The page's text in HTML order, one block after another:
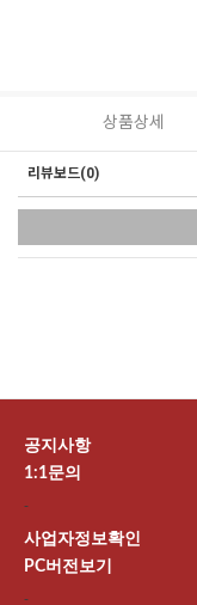
상품상세
리뷰보드(0)
공지사항
1:1문의
-
사업자정보확인
PC버전보기
-